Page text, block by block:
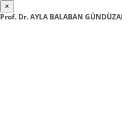
×
Prof. Dr. AYLA BALABAN